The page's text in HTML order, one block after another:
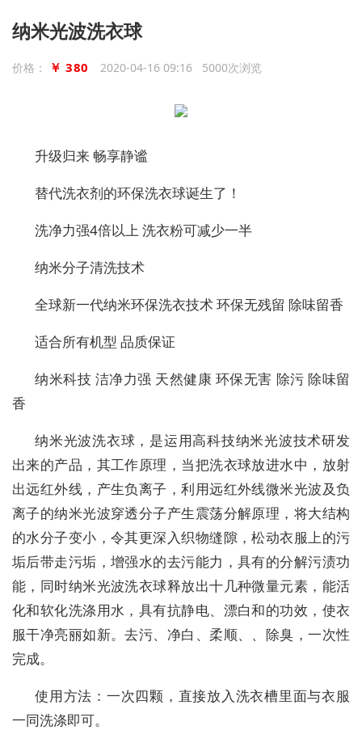
纳米光波洗衣球
价格： ￥ 380 2020-04-16 09:16 5000次浏览
升级归来 畅享静谧
替代洗衣剂的环保洗衣球诞生了！
洗净力强4倍以上 洗衣粉可减少一半
纳米分子清洗技术
全球新一代纳米环保洗衣技术环保无残留 除味留香
适合所有机型 品质保证
纳米科技 洁净力强 天然健康 环保无害 除污 除味留
香
纳米光波洗衣球，是运用高科技纳米光波技术研发
出来的产品，其工作原理，当把洗衣球放进水中，放射
出远红外线，产生负离子，利用远红外线微米光波及负
离子的纳米光波穿透分子产生震荡分解原理，将大结构
的水分子变小，令其更深入织物缝隙，松动衣服上的污
垢后带走污垢，增强水的去污能力，具有的分解污渍功
能，同时纳米光波洗衣球释放出十几种微量元素，能活
化和软化洗涤用水，具有抗静电、漂白和的功效，使衣
服干净亮丽如新。去污、净白、柔顺、、除臭，一次性
完成。
使用方法：一次四颗，直接放入洗衣槽里面与衣服
一同洗涤即可。